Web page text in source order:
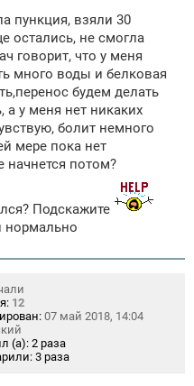
пункция, взяли 30
остались, не смогла
говорит, что у меня
много воды и белковая
будем делать
у меня нет никаких
болит немного
мере пока нет
начнется потом?
Подскажите
нормально
12
07 май 2018, 14:04
(а): 2 раза
3 раза